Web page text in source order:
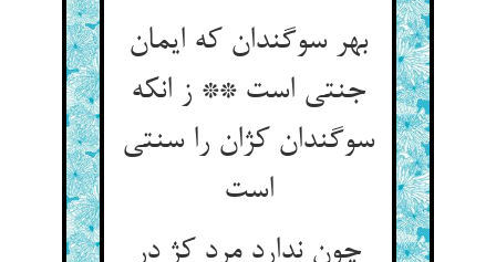
بهر سوگندان که ایمان
جنتی است ** ز انکه
سوگندان کژان را سنتی
است‏
چون ندارد مرد کژ در